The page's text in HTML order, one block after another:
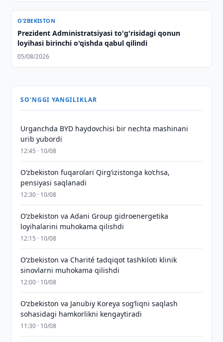
O‘ZBEKISTON
Prezident Administratsiyasi to'g'risidagi qonun
loyihasi birinchi o'qishda qabul qilindi
05/08/2026
SO'NGGI YANGILIKLAR
Urganchda BYD haydovchisi bir nechta mashinani
urib yubordi
12:45 · 10/08
O‘zbekiston fuqarolari Qirg‘izistonga ko‘chsa,
pensiyasi saqlanadi
12:30 · 10/08
Oʻzbekiston va Adani Group gidroenergetika
loyihalarini muhokama qilishdi
12:15 · 10/08
Oʻzbekiston va Charité tadqiqot tashkiloti klinik
sinovlarni muhokama qilishdi
12:00 · 10/08
Oʻzbekiston va Janubiy Koreya sogʻliqni saqlash
sohasidagi hamkorlikni kengaytiradi
11:30 · 10/08